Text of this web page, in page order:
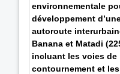
environnementale
développement
autoroute
Banana et Matadi
incluant les voies de
contournement et les